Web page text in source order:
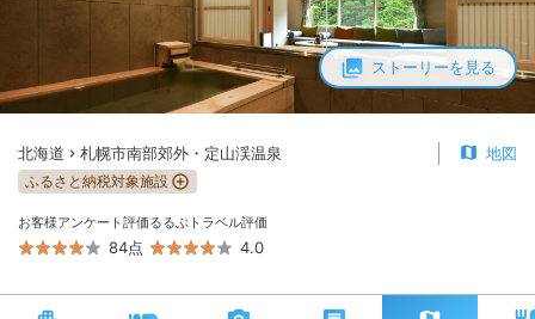
ストーリーを見る
北海道 札幌市南部郊外・定山渓温泉 地図
ふるさと納税対象施設
お客様アンケート評価
84点
るるぶトラベル評価
4.0